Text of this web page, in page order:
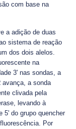
com base na
a adição de duas
sistema de reação
dos dois alelos.
na
3' nas sondas, a
avança, a sonda
clivada pela
levando à
5' do grupo quencher
Por